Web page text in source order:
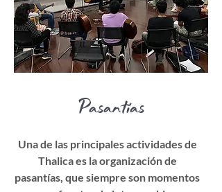
Pasantías
Una de las principales actividades de
Thalica es la organización de
pasantías, que siempre son momentos